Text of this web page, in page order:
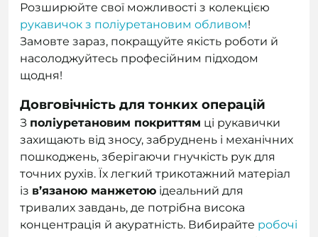
Розширюйте свої можливості з колекцією
рукавичок з поліуретановим обливом!
Замовте зараз, покращуйте якість роботи й
насолоджуйтесь професійним підходом
щодня!
Довговічність для тонких операцій
З поліуретановим покриттям ці рукавички
захищають від зносу, забруднень і механічних
пошкоджень, зберігаючи гнучкість рук для
точних рухів. Їх легкий трикотажний матеріал
із в’язаною манжетою ідеальний для
тривалих завдань, де потрібна висока
концентрація й акуратність. Вибирайте робочі